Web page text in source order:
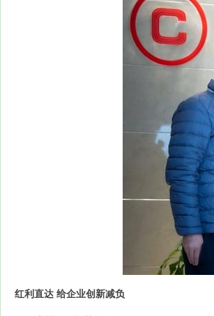
红利直达 给企业创新减负